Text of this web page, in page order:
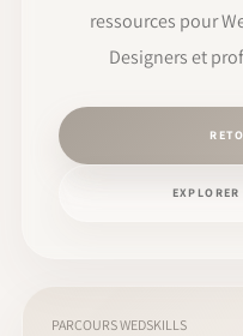
ressources pour
Designers et
PARCOURS WEDSKILLS